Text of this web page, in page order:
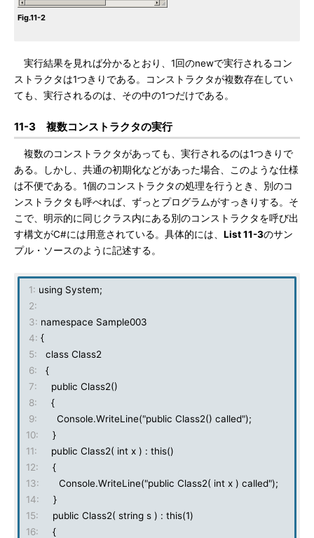
Fig.11-2
実行結果を見れば分かるとおり、1回のnewで実行されるコン
ストラクタは1つきりである。コンストラクタが複数存在してい
ても、実行されるのは、その中の1つだけである。
11-3 複数コンストラクタの実行
複数のコンストラクタがあっても、実行されるのは1つきりで
ある。しかし、共通の初期化などがあった場合、このような仕様
は不便である。1個のコンストラクタの処理を行うとき、別のコ
ンストラクタも呼べれば、ずっとプログラムがすっきりする。そ
こで、明示的に同じクラス内にある別のコンストラクタを呼び出
す構文がC#には用意されている。具体的には、 List 11-3のサン
プル・ソースのように記述する。
1: using System;
2:
3: namespace Sample003
4: {
5:
class Class2
6:
{
7:
public Class2()
8:
{
9:
Console.WriteLine("public Class2() called");
10:
}
11:
public Class2( int x ) : this()
12:
{
13:
Console.WriteLine("public Class2( int x ) called");
14:
}
15:
public Class2( string s ) : this(1)
16:
{